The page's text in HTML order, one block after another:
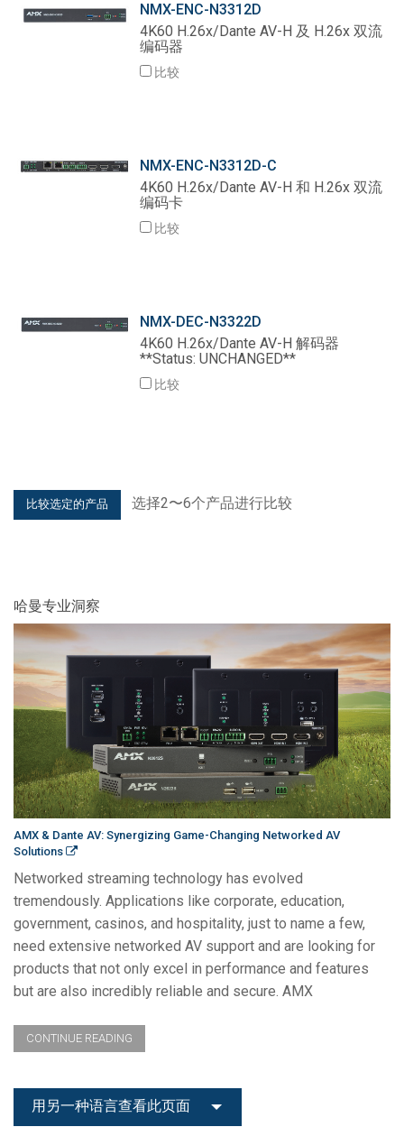
NMX-ENC-N3312D
4K60 H.26x/Dante AV-H 及 H.26x 双流
编码器
比较
NMX-ENC-N3312D-C
4K60 H.26x/Dante AV-H 和 H.26x 双流
编码卡
比较
NMX-DEC-N3322D
4K60 H.26x/Dante AV-H 解码器
**Status: UNCHANGED**
比较
选择2〜6个产品进行比较
哈曼专业洞察
AMX & Dante AV: Synergizing Game-Changing Networked AV
Solutions
Networked streaming technology has evolved
tremendously. Applications like corporate, education,
government, casinos, and hospitality, just to name a few,
need extensive networked AV support and are looking for
products that not only excel in performance and features
but are also incredibly reliable and secure. AMX
CONTINUE READING
用另一种语言查看此页面